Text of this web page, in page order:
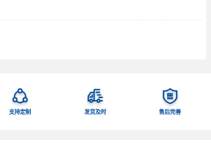
支持定制 发货及时 售后完善